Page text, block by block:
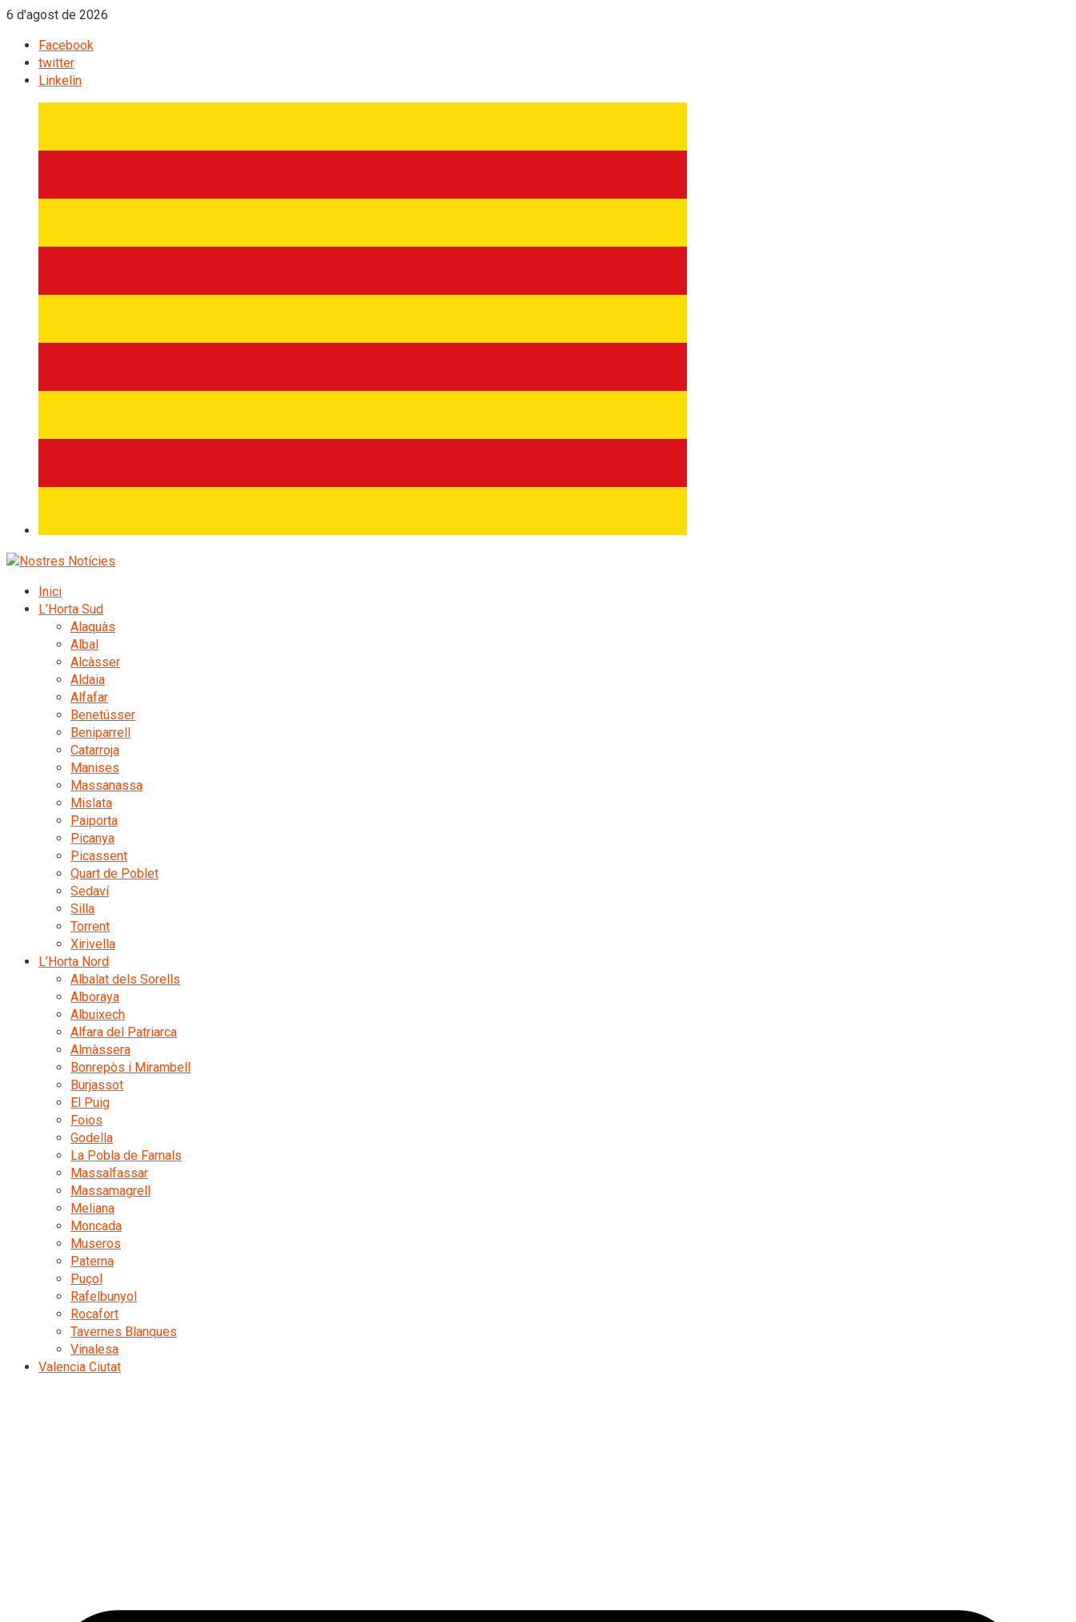
6 d'agost de 2026
Facebook
twitter
Linkelin
Inici
L’Horta Sud
Alaquàs
Albal
Alcàsser
Aldaia
Alfafar
Benetússer
Beniparrell
Catarroja
Manises
Massanassa
Mislata
Paiporta
Picanya
Picassent
Quart de Poblet
Sedaví
Silla
Torrent
Xirivella
L’Horta Nord
Albalat dels Sorells
Alboraya
Albuixech
Alfara del Patriarca
Almàssera
Bonrepòs i Mirambell
Burjassot
El Puig
Foios
Godella
La Pobla de Farnals
Massalfassar
Massamagrell
Meliana
Moncada
Museros
Paterna
Puçol
Rafelbunyol
Rocafort
Tavernes Blanques
Vinalesa
Valencia Ciutat